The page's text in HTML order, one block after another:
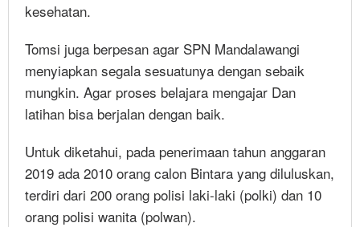
kesehatan.
Tomsi juga berpesan agar SPN Mandalawangi
menyiapkan segala sesuatunya dengan sebaik
mungkin. Agar proses belajara mengajar Dan
latihan bisa berjalan dengan baik.
Untuk diketahui, pada penerimaan tahun anggaran
2019 ada 2010 orang calon Bintara yang diluluskan,
terdiri dari 200 orang polisi laki-laki (polki) dan 10
orang polisi wanita (polwan).